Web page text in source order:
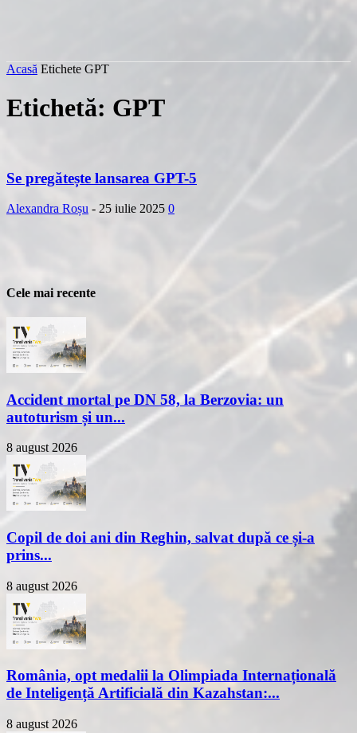
Acasă Etichete GPT
Etichetă: GPT
Se pregătește lansarea GPT-5
Alexandra Roșu - 25 iulie 2025 0
Cele mai recente
Accident mortal pe DN 58, la Berzovia: un
autoturism și un...
8 august 2026
Copil de doi ani din Reghin, salvat după ce și-a
prins...
8 august 2026
România, opt medalii la Olimpiada Internațională
de Inteligență Artificială din Kazahstan:...
8 august 2026